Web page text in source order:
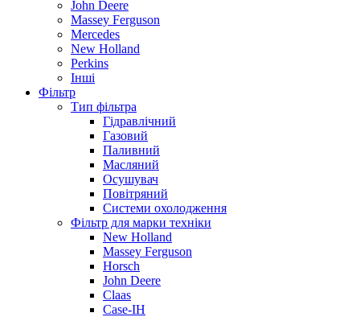
John Deere
Massey Ferguson
Mercedes
New Holland
Perkins
Інші
Фільтр
Тип фільтра
Гідравлічний
Газовий
Паливний
Масляний
Осушувач
Повітряний
Системи охолодження
Фільтр для марки техніки
New Holland
Massey Ferguson
Horsch
John Deere
Claas
Case-IH